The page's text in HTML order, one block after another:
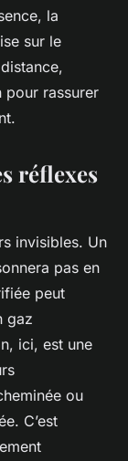
la
sur le
pour rassurer
réflexes
invisibles. Un
pas en
peut
gaz
ici, est une
ou
C’est